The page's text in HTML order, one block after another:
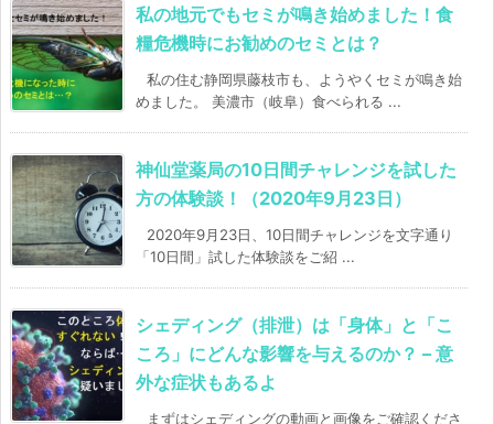
私の地元でもセミが鳴き始めました！食
糧危機時にお勧めのセミとは？
私の住む静岡県藤枝市も、ようやくセミが鳴き始
めました。 美濃市（岐阜）食べられる ...
神仙堂薬局の10日間チャレンジを試した
方の体験談！（2020年9月23日）
2020年9月23日、10日間チャレンジを文字通り
「10日間」試した体験談をご紹 ...
シェディング（排泄）は「身体」と「こ
ころ」にどんな影響を与えるのか？ – 意
外な症状もあるよ
まずはシェディングの動画と画像をご確認くださ